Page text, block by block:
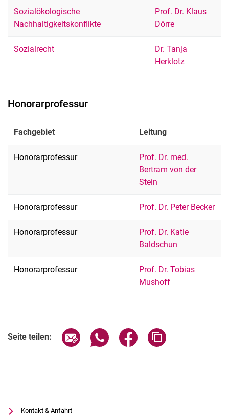
Sozialökologische
Nachhaltigkeitskonflikte
Prof. Dr. Klaus
Dörre
Sozialrecht
Dr. Tanja
Herklotz
Honorarprofessur
Fachgebiet Leitung
Honorarprofessur
Prof. Dr. med.
Bertram von der
Stein
Honorarprofessur Prof. Dr. Peter Becker
Honorarprofessur
Prof. Dr. Katie
Baldschun
Honorarprofessur
Prof. Dr. Tobias
Mushoff
Seite teilen: Seite über E-Mail teilen
Seite über WhatsApp teilen
Seite über Facebook
Kontakt & Anfahrt